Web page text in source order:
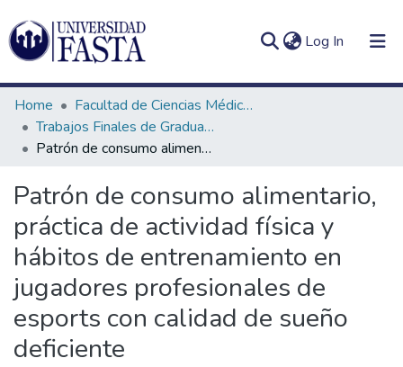
Log In (current)
Communities
&
Collections
All of DSpace
In(current)
Home
Facultad de Ciencias Médicas
Trabajos Finales de Graduación de Licenciatura en Nutrición
Patrón de consumo alimentario, práctica de actividad física y hábitos de entrenamiento en jugadores profesionales de esports con calidad de sueño deficiente
Patrón de consumo alimentario,
práctica de actividad física y
hábitos de entrenamiento en
jugadores profesionales de
esports con calidad de sueño
deficiente